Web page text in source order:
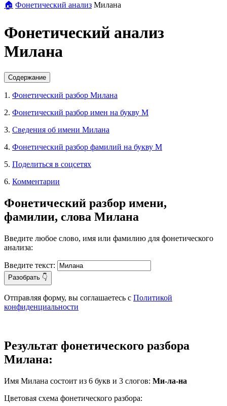
🏠 Фонетический анализ Милана
Фонетический анализ
Милана
Содержание
1. Фонетический разбор Милана
2. Фонетический разбор имен на букву М
3. Сведения об имени Милана
4. Фонетический разбор фамилий на букву М
5. Поделиться в соцсетях
6. Комментарии
Фонетический разбор имени,
фамилии, слова Милана
Введите любое слово, имя или фамилию для фонетического
анализа:
Введите текст:
Разобрать 👇
Отправляя форму, вы соглашаетесь с Политикой
конфиденциальности
Результат фонетического разбора
Милана:
Имя Милана состоит из 6 букв и 3 слогов: Ми-ла-на
Цветовая схема фонетического разбора: